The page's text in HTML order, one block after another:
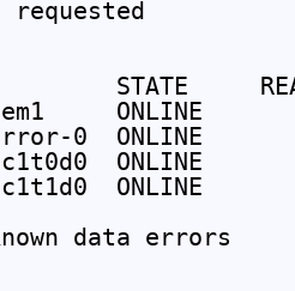
requested
STATE
ONLINE
0  ONLINE
ONLINE
ONLINE
data errors